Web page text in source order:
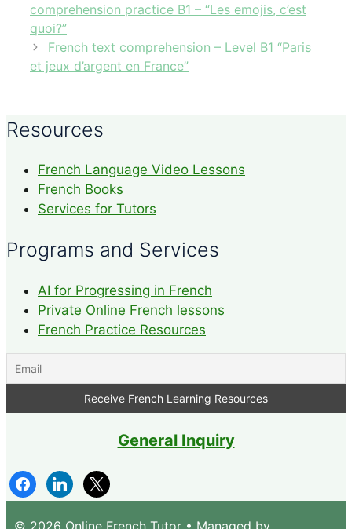
comprehension practice B1 – “Les emojis, c’est
quoi?”
French text comprehension – Level B1 “Paris
et jeux d’argent en France”
Resources
French Language Video Lessons
French Books
Services for Tutors
Programs and Services
AI for Progressing in French
Private Online French lessons
French Practice Resources
General Inquiry
facebooklinkedin
x
© 2026 Online French Tutor • Managed by